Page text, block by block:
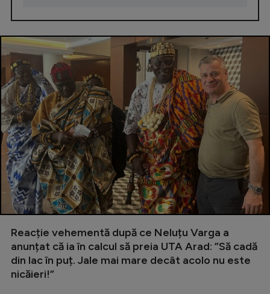
Reacție vehementă după ce Neluțu Varga a
anunțat că ia în calcul să preia UTA Arad: ”Să cadă
din lac în puț. Jale mai mare decât acolo nu este
nicăieri!”